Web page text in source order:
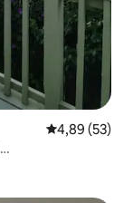
Середня
4,89 (53)